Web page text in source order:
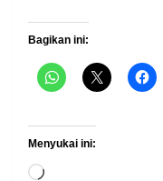
Bagikan ini:
Menyukai ini:
Memuat...